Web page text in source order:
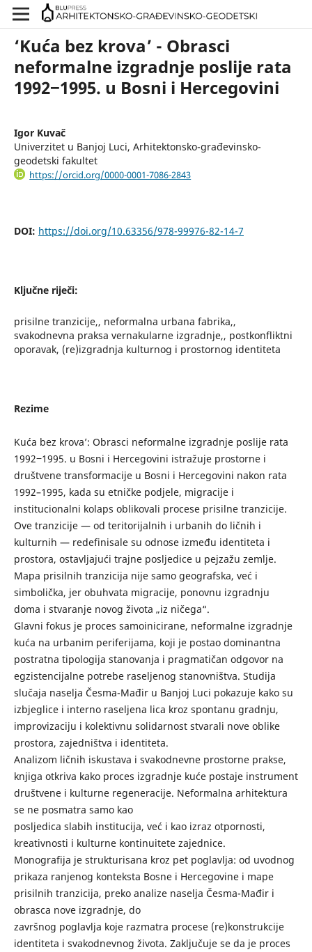
‘Kuća bez krova’ - Obrasci
neformalne izgradnje poslije rata
1992‒1995. u Bosni i Hercegovini
Igor Kuvač
Univerzitet u Banjoj Luci, Arhitektonsko-građevinsko-
geodetski fakultet
https://orcid.org/0000-0001-7086-2843
DOI: https://doi.org/10.63356/978-99976-82-14-7
Ključne riječi:
prisilne tranzicije,, neformalna urbana fabrika,,
svakodnevna praksa vernakularne izgradnje,, postkonfliktni
oporavak, (re)izgradnja kulturnog i prostornog identiteta
Rezime
Kuća bez krova’: Obrasci neformalne izgradnje poslije rata
1992‒1995. u Bosni i Hercegovini istražuje prostorne i
društvene transformacije u Bosni i Hercegovini nakon rata
1992–1995, kada su etničke podjele, migracije i
institucionalni kolaps oblikovali procese prisilne tranzicije.
Ove tranzicije — od teritorijalnih i urbanih do ličnih i
kulturnih — redefinisale su odnose između identiteta i
prostora, ostavljajući trajne posljedice u pejzažu zemlje.
Mapa prisilnih tranzicija nije samo geografska, već i
simbolička, jer obuhvata migracije, ponovnu izgradnju
doma i stvaranje novog života „iz ničega“.
Glavni fokus je proces samoinicirane, neformalne izgradnje
kuća na urbanim periferijama, koji je postao dominantna
postratna tipologija stanovanja i pragmatičan odgovor na
egzistencijalne potrebe raseljenog stanovništva. Studija
slučaja naselja Česma-Mađir u Banjoj Luci pokazuje kako su
izbjeglice i interno raseljena lica kroz spontanu gradnju,
improvizaciju i kolektivnu solidarnost stvarali nove oblike
prostora, zajedništva i identiteta.
Analizom ličnih iskustava i svakodnevne prostorne prakse,
knjiga otkriva kako proces izgradnje kuće postaje instrument
društvene i kulturne regeneracije. Neformalna arhitektura
se ne posmatra samo kao
posljedica slabih institucija, već i kao izraz otpornosti,
kreativnosti i kulturne kontinuitete zajednice.
Monografija je strukturisana kroz pet poglavlja: od uvodnog
prikaza ranjenog konteksta Bosne i Hercegovine i mape
prisilnih tranzicija, preko analize naselja Česma-Mađir i
obrasca nove izgradnje, do
završnog poglavlja koje razmatra procese (re)konstrukcije
identiteta i svakodnevnog života. Zaključuje se da je proces